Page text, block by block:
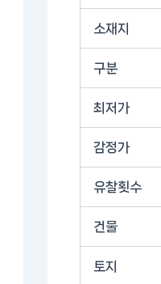
소재지
구분
최저가
감정가
유찰횟수
건물
토지